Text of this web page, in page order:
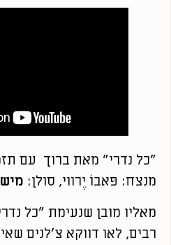
"כל נדרי" מאת ברוך עם
מנצח: פּאבוֹ יֶרווי, סולן:
מאליו מובן שנעימת "כל
רבים, לאו דווקא צ'לנים